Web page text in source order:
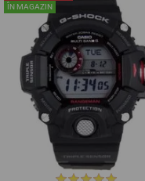
ÎN MAGAZIN